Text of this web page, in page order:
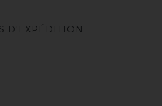
D'EXPÉDITION